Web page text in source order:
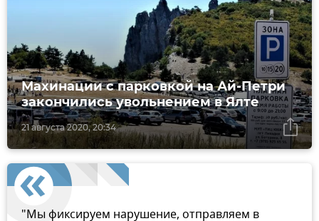
21 августа 2020, 20:34
Махинации с парковкой на Ай-Петри
закончились увольнением в Ялте
"Мы фиксируем нарушение, отправляем в